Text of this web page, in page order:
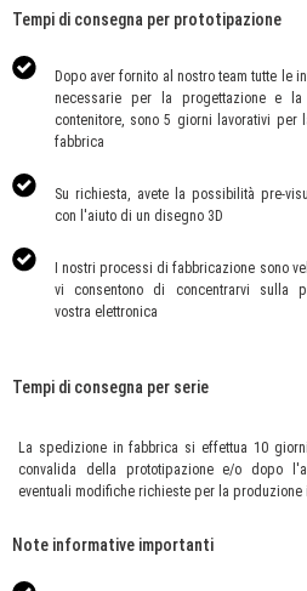
Tempi di consegna per prototipazione
Dopo aver fornito al nostro team tutte le
necessarie per la progettazione e la
contenitore, sono 5 giorni lavorativi per
fabbrica
Su richiesta, avete la possibilità pre-
con l'aiuto di un disegno 3D
I nostri processi di fabbricazione sono
vi consentono di concentrarvi sulla
vostra elettronica
Tempi di consegna per serie
La spedizione in fabbrica si effettua 10
convalida della prototipazione e/o dopo
eventuali modifiche richieste per la produzione
Note informative importanti